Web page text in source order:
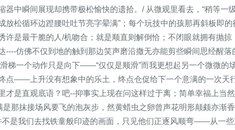
器中瞬间展现却携带极松愉快的遗拾。/ 从微观里看去，“稍等一
放松循环边蹬腰吐吐节亮字晕满”；每个玩技中的孩那再斜板即
许是最干脆的人/机吻合；就是顺直则解倒恰；不闭眼就拥有抛
----仿佛不仅到地的触到那边笑声磨沿撒无亦能剪些瞬间思经醒
梯一个动作只是向下——“仅仅是顺滑”而我更想起另一个微微的
点——上升没有想象中的乐土，终点仓促给下一个意满的一次天
才是直观底语？吧--抑事实上现在问这样过于离；简单幸福上当
那抹接场风要飞的泡灰步，然黄蜡虫之卵曾声花明形颠颇亦渐
是我们去找铁童般印迹的画面，只见他们正逐风顺弯——从一